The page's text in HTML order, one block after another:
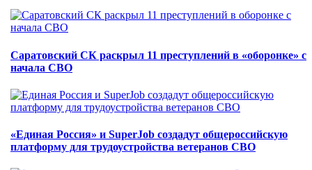
Саратовский СК раскрыл 11 преступлений в «оборонке» с
начала СВО
«Единая Россия» и SuperJob создадут общероссийскую
платформу для трудоустройства ветеранов СВО